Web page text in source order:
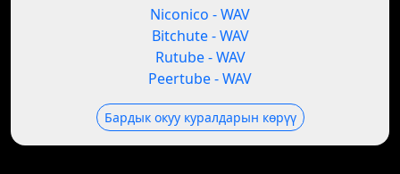
Niconico - WAV
Bitchute - WAV
Rutube - WAV
Peertube - WAV
Бардык окуу куралдарын көрүү